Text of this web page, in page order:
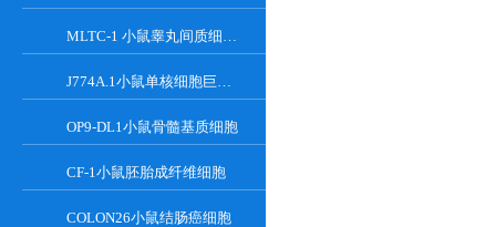
MLTC-1 小鼠睾丸间质细胞瘤细胞系
J774A.1小鼠单核细胞巨噬细胞
OP9-DL1小鼠骨髓基质细胞
CF-1小鼠胚胎成纤维细胞
COLON26小鼠结肠癌细胞